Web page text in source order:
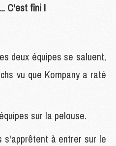
C'est fini !
deux équipes se saluent,
vu que Kompany a raté
sur la pelouse.
s'apprêtent à entrer sur le